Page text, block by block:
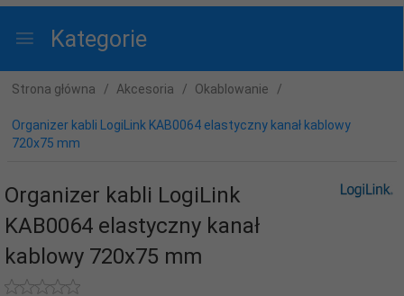
Kategorie
Strona główna Akcesoria Okablowanie
Organizer kabli LogiLink KAB0064 elastyczny kanał kablowy
720x75 mm
Organizer kabli LogiLink
KAB0064 elastyczny kanał
kablowy 720x75 mm